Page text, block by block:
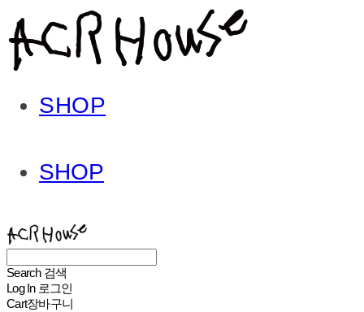
SHOP
SHOP
Search 검색
Log In 로그인
Cart장바구니